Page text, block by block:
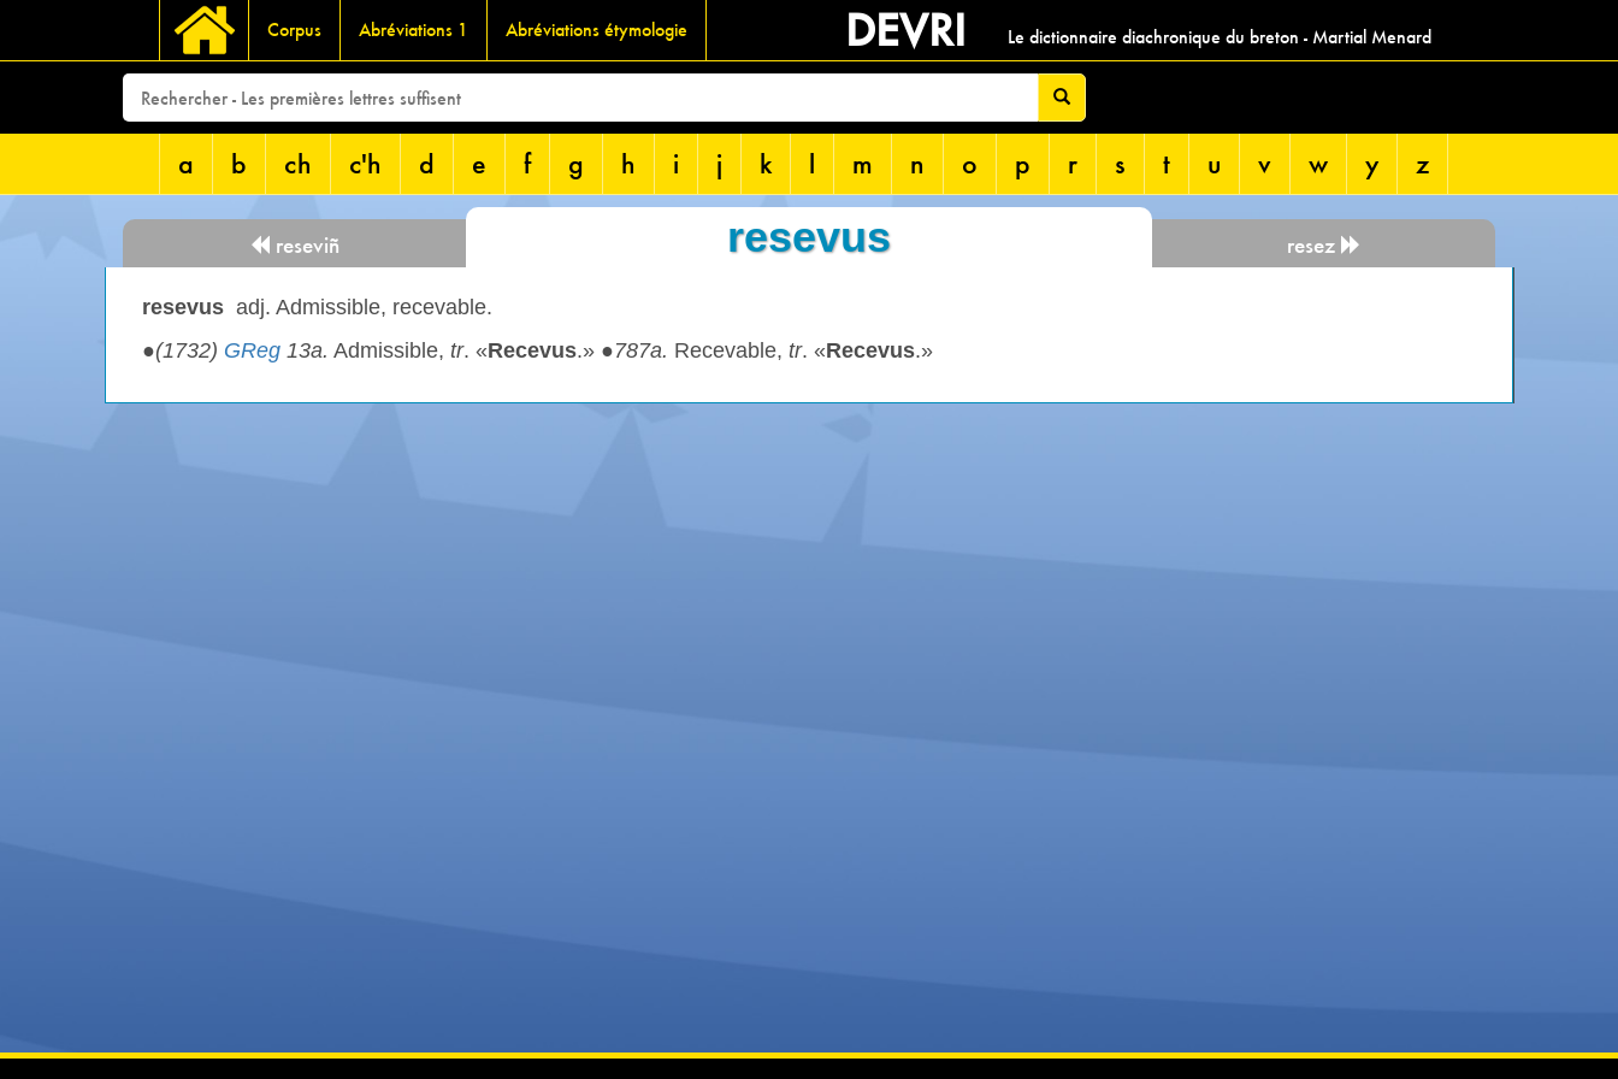
Corpus Abréviations 1 Abréviations étymologie DEVRI Le dictionnaire diachronique du breton - Martial Menard
a b ch c'h d e f g h i j k l m n o p r s t u v w y z
reseviñ resevus resez
resevus adj. Admissible, recevable.
●(1732) GReg 13a. Admissible, tr. «Recevus.» ●787a. Recevable, tr. «Recevus.»